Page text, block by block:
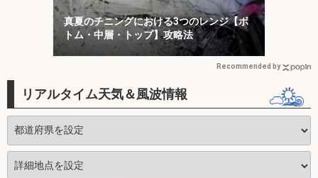
真夏のチニングにおける3つのレンジ【ボ
トム・中層・トップ】攻略法
Recommended by
リアルタイム天気＆風波情報